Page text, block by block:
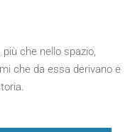
più che nello spazio,
che da essa derivano e